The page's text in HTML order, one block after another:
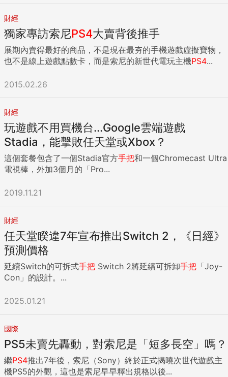
財經
獨家專訪索尼PS4大賣背後推手
展期內賣得最好的商品，不是現在最夯的手機遊戲虛擬寶物，
也不是線上遊戲點數卡，而是索尼的新世代電玩主機PS4...
2015.02.26
財經
玩遊戲不用買機台...Google雲端遊戲
Stadia，能擊敗任天堂或Xbox？
這個套餐包含了一個Stadia官方手把和一個Chromecast Ultra
電視棒，外加3個月的「Pro...
2019.11.21
財經
任天堂睽違7年宣布推出Switch 2，《日經》
預測價格
延續Switch的可拆式手把 Switch 2將延續可拆卸手把 「Joy-
Con」的設計。...
2025.01.21
國際
PS5未賣先轟動，對索尼是「短多長空」嗎？
繼PS4推出7年後，索尼（Sony）終於正式揭曉次世代遊戲主
機PS5的外觀，這也是索尼早早釋出規格以後...